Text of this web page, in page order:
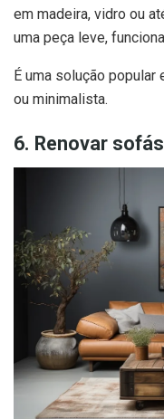
em madeira, vidro ou
uma peça leve,
É uma solução
ou minimalista.
6. Renovar